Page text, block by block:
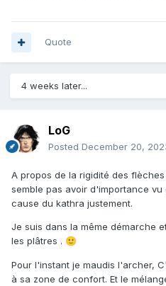
Quote
4 weeks later...
LoG
Posted December 20,
A propos de la rigidité des
semble pas avoir d'importance
cause du kathra justement.
Je suis dans la même démarche
les plâtres . 🙂
Pour l'instant je maudis l'archer,
à sa zone de confort. Et le